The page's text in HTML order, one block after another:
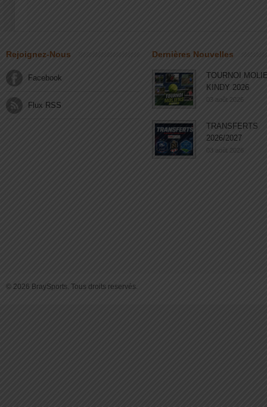
Rejoignez-Nous
Facebook
Flux RSS
Dernières Nouvelles
TOURNOI
KINDY 2026
03 août 2026
TRANSFERTS
2026/2027
03 août 2026
© 2026 BraySports. Tous droits reservés.